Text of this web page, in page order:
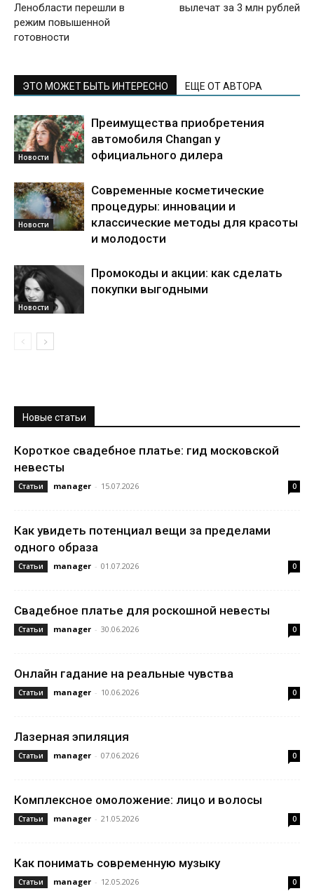
Ленобласти перешли в
режим повышенной
готовности
вылечат за 3 млн рублей
ЭТО МОЖЕТ БЫТЬ ИНТЕРЕСНО ЕЩЕ ОТ АВТОРА
Новости
Преимущества приобретения
автомобиля Changan у
официального дилера
Новости
Современные косметические
процедуры: инновации и
классические методы для красоты
и молодости
Новости
Промокоды и акции: как сделать
покупки выгодными
Новые статьи
Короткое свадебное платье: гид московской
невесты
Статьи manager - 15.07.2026 0
Как увидеть потенциал вещи за пределами
одного образа
Статьи manager - 01.07.2026 0
Свадебное платье для роскошной невесты
Статьи manager - 30.06.2026 0
Онлайн гадание на реальные чувства
Статьи manager - 10.06.2026 0
Лазерная эпиляция
Статьи manager - 07.06.2026 0
Комплексное омоложение: лицо и волосы
Статьи manager - 21.05.2026 0
Как понимать современную музыку
Статьи manager - 12.05.2026 0